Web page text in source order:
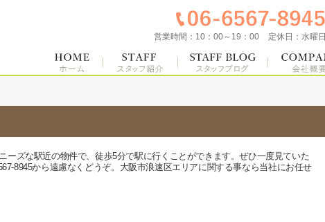
営業時間： 10：00～19：00 定休日： 水曜日
ズな駅近の物件で、徒歩5分で駅に行くことができます。ぜひ一度見ていた
8945から遠慮なくどうぞ。大阪市浪速区エリアに関する事なら当社にお任せ